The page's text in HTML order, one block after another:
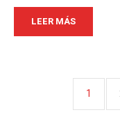
LEER MÁS
1